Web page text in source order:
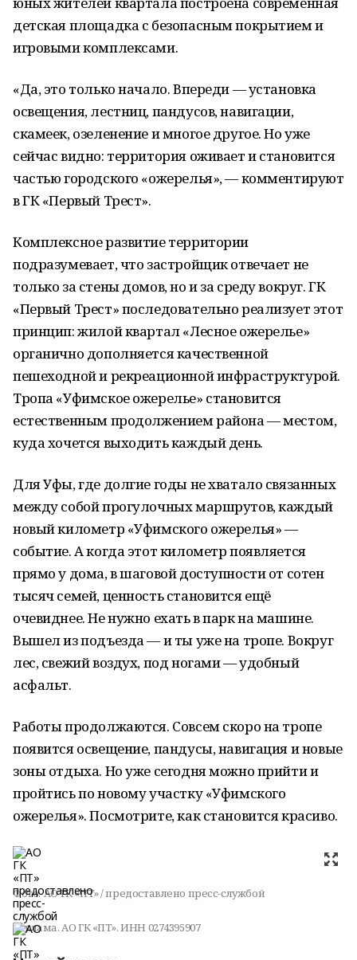
детская площадка с безопасным покрытием и
игровыми комплексами.
«Да, это только начало. Впереди — установка
освещения, лестниц, пандусов, навигации,
скамеек, озеленение и многое другое. Но уже
сейчас видно: территория оживает и становится
частью городского «ожерелья», — комментируют
в ГК «Первый Трест».
Комплексное развитие территории
подразумевает, что застройщик отвечает не
только за стены домов, но и за среду вокруг. ГК
«Первый Трест» последовательно реализует этот
принцип: жилой квартал «Лесное ожерелье»
органично дополняется качественной
пешеходной и рекреационной инфраструктурой.
Тропа «Уфимское ожерелье» становится
естественным продолжением района — местом,
куда хочется выходить каждый день.
Для Уфы, где долгие годы не хватало связанных
между собой прогулочных маршрутов, каждый
новый километр «Уфимского ожерелья» —
событие. А когда этот километр появляется
прямо у дома, в шаговой доступности от сотен
тысяч семей, ценность становится ещё
очевиднее. Не нужно ехать в парк на машине.
Вышел из подъезда — и ты уже на тропе. Вокруг
лес, свежий воздух, под ногами — удобный
асфальт.
Работы продолжаются. Совсем скоро на тропе
появится освещение, пандусы, навигация и новые
зоны отдыха. Но уже сегодня можно прийти и
пройтись по новому участку «Уфимского
ожерелья». Посмотрите, как становится красиво.
Фото: АО ГК «ПТ» / предоставлено пресс-службой
Реклама. АО ГК «ПТ». ИНН 0274395907